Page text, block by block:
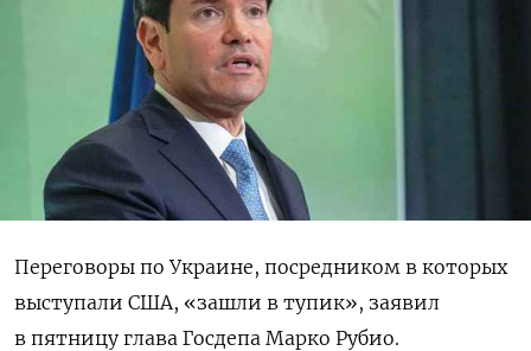
Переговоры по Украине, посредником в которых
выступали США, «зашли в тупик», заявил
в пятницу глава Госдепа Марко Рубио.